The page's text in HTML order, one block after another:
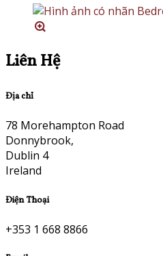
Liên Hệ
Địa chỉ
78 Morehampton Road
Donnybrook,
Dublin 4
Ireland
Điện Thoại
+353 1 668 8866